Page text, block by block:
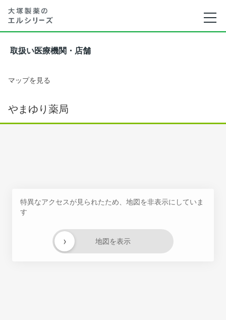
取扱い医療機関・店舗
マップを見る
やまゆり薬局
特異なアクセスが見られたため、地図を非表示にしていま
す
地図を表示
›